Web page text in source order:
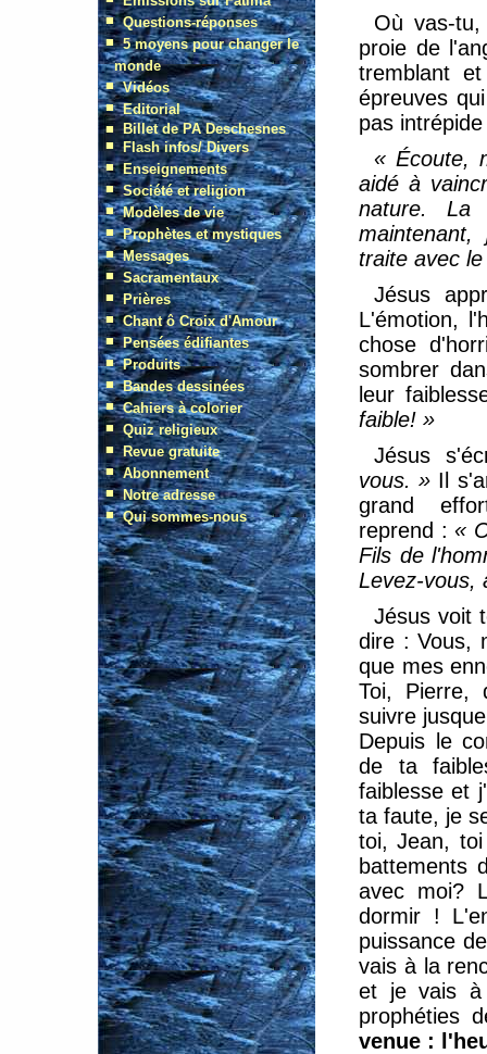
Où vas-
proie de
tremblant
épreuves
pas
« Écoute,
aidé à
nature.
traite avec
Jésus
L'émotion,
chose
sombrer
leur
faible! »
Jésus
vous. » Il
grand
reprend :«
Fils de
Levez-vous,
Jésus voit
dire : Vous,
que mes
Toi, Pierre,
suivre
Depuis le
de ta
faiblesse et
ta faute, je
toi, Jean,
battements
avec moi?
dormir !
puissance
vais à la
et je vais à
prophéties
venue :